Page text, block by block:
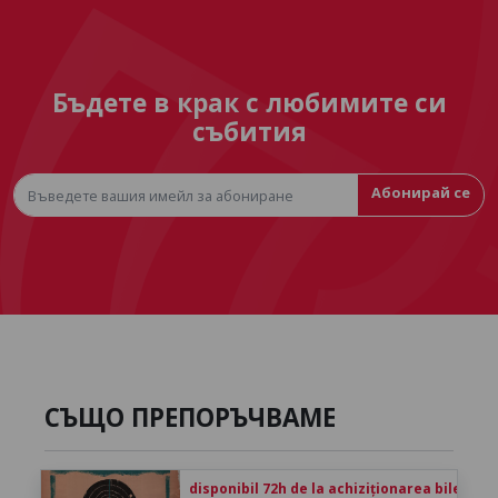
Бъдете в крак с любимите си
събития
Абонирай се
СЪЩО ПРЕПОРЪЧВАМЕ
disponibil 72h de la achiziționarea biletului